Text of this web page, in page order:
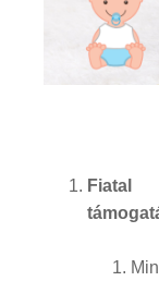
Fiatal